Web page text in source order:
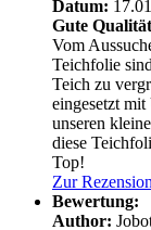
Datum:
Gute
Vom
Teichfolie
Teich zu
eingesetzt
unseren
diese
Top!
Zur Rezension
Bewertung:
Author: